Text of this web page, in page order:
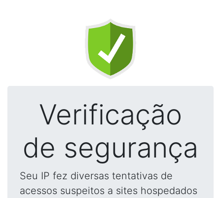
Verificação
de segurança
Seu IP fez diversas tentativas de
acessos suspeitos a sites hospedados